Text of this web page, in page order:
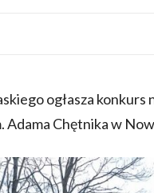
ogłasza
Adama Chętnika w